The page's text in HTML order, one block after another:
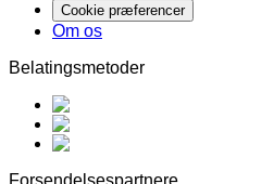
Cookie præferencer
Om os
Belatingsmetoder